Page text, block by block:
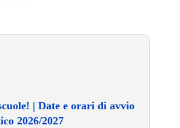
| Date e orari di avvio
2026/2027